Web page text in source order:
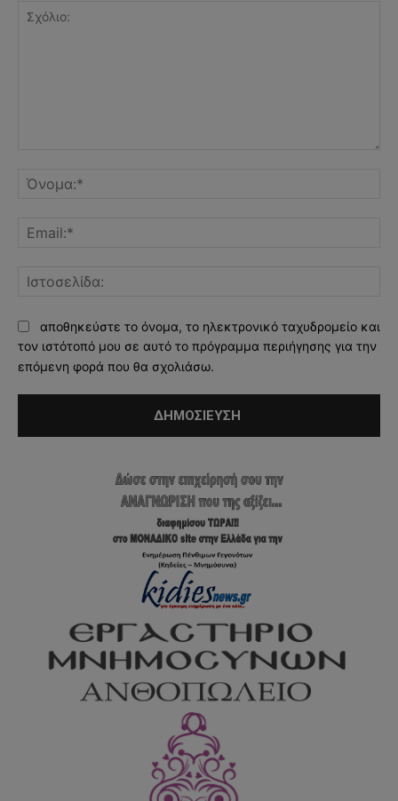
αποθηκεύστε το όνομα, το ηλεκτρονικό ταχυδρομείο και
τον ιστότοπό μου σε αυτό το πρόγραμμα περιήγησης για την
επόμενη φορά που θα σχολιάσω.